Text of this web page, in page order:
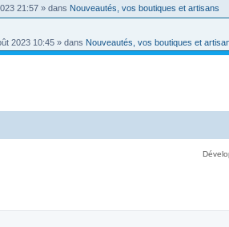
21:57 » dans Nouveautés, vos boutiques et artisans
2023 10:45 » dans Nouveautés, vos boutiques et